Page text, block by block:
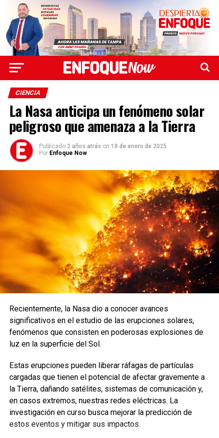
CIENCIA
La Nasa anticipa un fenómeno solar
peligroso que amenaza a la Tierra
Publicado 2 años atrás on 18 de enero de 2025
Por Enfoque Now
Recientemente, la Nasa dio a conocer avances
significativos en el estudio de las erupciones solares,
fenómenos que consisten en poderosas explosiones de
luz en la superficie del Sol.
Estas erupciones pueden liberar ráfagas de partículas
cargadas que tienen el potencial de afectar gravemente a
la Tierra, dañando satélites, sistemas de comunicación y,
en casos extremos, nuestras redes eléctricas. La
investigación en curso busca mejorar la predicción de
estos eventos y mitigar sus impactos.